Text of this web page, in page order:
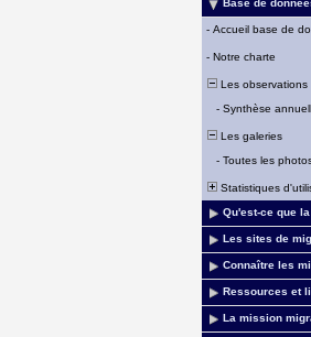
Base de
- Accueil base de
- Notre charte
Les observations
- Synthèse
Les galeries
- Toutes les
Statistiques
Qu'est-ce que
Les sites de
Connaître les
Ressources et
La mission